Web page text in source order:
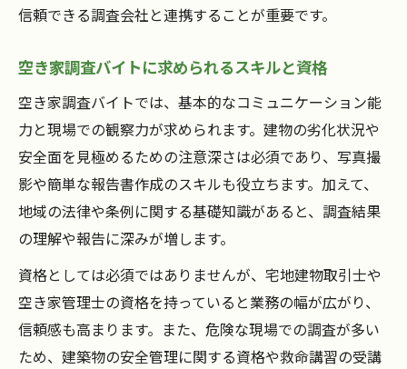
信頼できる調査会社と連携することが重要です。
空き家調査バイトに求められるスキルと資格
空き家調査バイトでは、基本的なコミュニケーション能
力と現場での観察力が求められます。建物の劣化状況や
安全面を見極めるための注意深さは必須であり、写真撮
影や簡単な報告書作成のスキルも役立ちます。加えて、
地域の法律や条例に関する基礎知識があると、調査結果
の理解や報告に深みが増します。
資格としては必須ではありませんが、宅地建物取引士や
空き家管理士の資格を持っていると業務の幅が広がり、
信頼感も高まります。また、危険な現場での調査が多い
ため、建築物の安全管理に関する資格や救命講習の受講